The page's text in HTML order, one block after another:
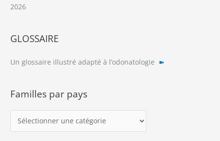
2026
GLOSSAIRE
Un glossaire illustré adapté à l’odonatologie ➽
Familles par pays
a